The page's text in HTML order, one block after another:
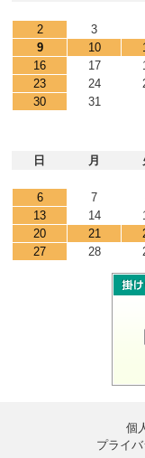
2
3
9
10
16
17
23
24
30
31
日
月
6
7
13
14
20
21
27
28
個
プライ